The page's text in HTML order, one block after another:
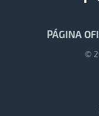
PÁGINA
©